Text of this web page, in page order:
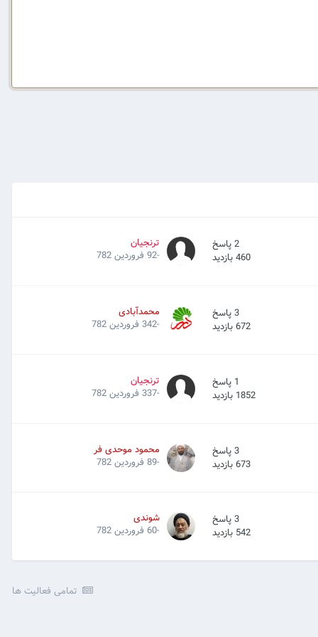
2پاسخ
460بازدید
ترنجیان
-92 فروردین 782
3پاسخ
672بازدید
محمدآبادی
-342 فروردین 782
1 پاسخ
1852 بازدید
ترنجیان
-337 فروردین 782
3پاسخ
673بازدید
محمود موحدی فر
-89 فروردین 782
3پاسخ
542 بازدید
شوندی
-60 فروردین 782
تمامی فعالیت ها